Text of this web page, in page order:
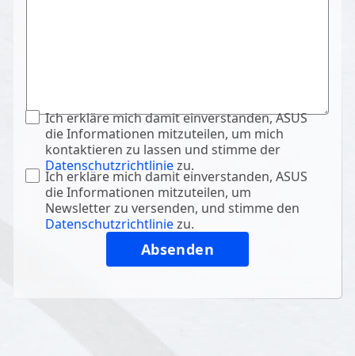
Ich erkläre mich damit einverstanden, ASUS
die Informationen mitzuteilen, um mich
kontaktieren zu lassen und stimme der
Datenschutzrichtliniezu.
Ich erkläre mich damit einverstanden, ASUS
die Informationen mitzuteilen, um
Newsletter zu versenden, und stimme den
Datenschutzrichtliniezu.